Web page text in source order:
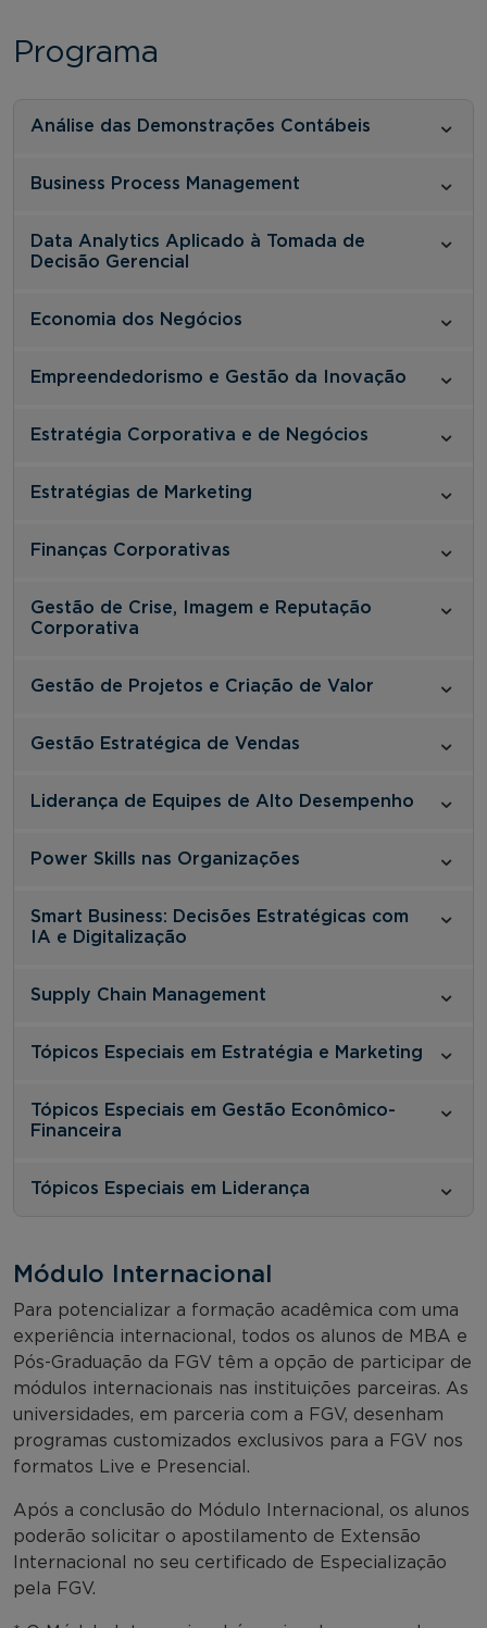
Programa
Análise das Demonstrações Contábeis
Business Process Management
Data Analytics Aplicado à Tomada de
Decisão Gerencial
Economia dos Negócios
Empreendedorismo e Gestão da Inovação
Estratégia Corporativa e de Negócios
Estratégias de Marketing
Finanças Corporativas
Gestão de Crise, Imagem e Reputação
Corporativa
Gestão de Projetos e Criação de Valor
Gestão Estratégica de Vendas
Liderança de Equipes de Alto Desempenho
Power Skills nas Organizações
Smart Business: Decisões Estratégicas com
IA e Digitalização
Supply Chain Management
Tópicos Especiais em Estratégia e Marketing
Tópicos Especiais em Gestão Econômico-
Financeira
Tópicos Especiais em Liderança
Módulo Internacional
Para potencializar a formação acadêmica com uma
experiência internacional, todos os alunos de MBA e
Pós-Graduação da FGV têm a opção de participar de
módulos internacionais nas instituições parceiras. As
universidades, em parceria com a FGV, desenham
programas customizados exclusivos para a FGV nos
formatos Live e Presencial.
Após a conclusão do Módulo Internacional, os alunos
poderão solicitar o apostilamento de Extensão
Internacional no seu certificado de Especialização
pela FGV.